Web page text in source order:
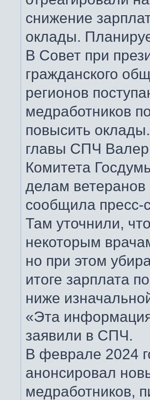
снижение
оклады.
В Совет при
гражданского
регионов
медработников
повысить
главы СПЧ
Комитета
делам
сообщила пресс-
Там уточнили,
некоторым
но при этом
итоге зарплата
ниже
«Эта
заявили в СПЧ.
В феврале 2024
анонсировал
медработников,